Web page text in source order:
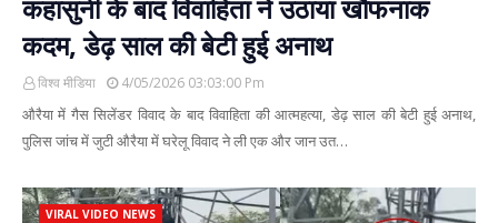
कहासुनी के बाद विवाहिता ने उठाया खौफनाक
कदम, डेढ़ साल की बेटी हुई अनाथ
विश्व मीडिया 4/05/2026 03:03:00 Pm
औरैया में गैस सिलेंडर विवाद के बाद विवाहिता की आत्महत्या, डेढ़ साल की बेटी हुई अनाथ,
पुलिस जांच में जुटी औरैया में घरेलू विवाद ने ली एक और जान उत…
VIRAL VIDEO NEWS